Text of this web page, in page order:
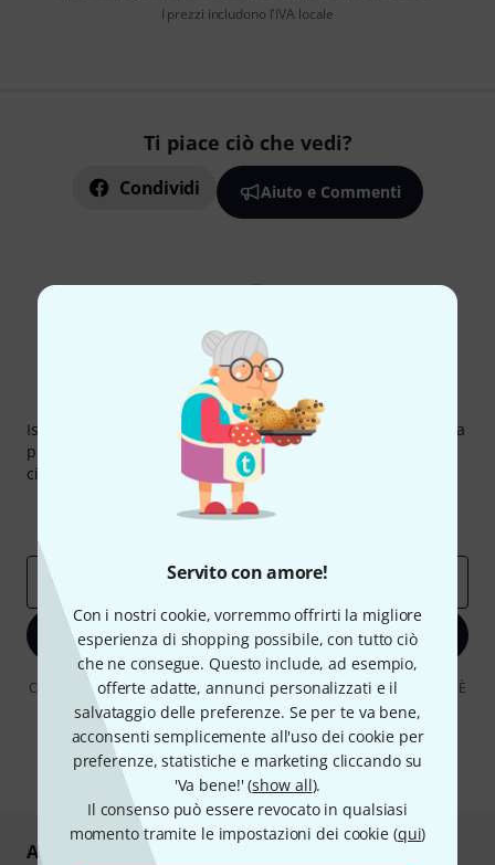
Servito con amore!
Con i nostri cookie, vorremmo offrirti la migliore
esperienza di shopping possibile, con tutto ciò
che ne consegue. Questo include, ad esempio,
offerte adatte, annunci personalizzati e il
salvataggio delle preferenze. Se per te va bene,
acconsenti semplicemente all'uso dei cookie per
preferenze, statistiche e marketing cliccando su
'Va bene!' (show all).
Il consenso può essere revocato in qualsiasi
momento tramite le impostazioni dei cookie (qui)
I prezzi includono l'IVA locale
Ti piace ciò che vedi?
Condividi Aiuto e Commenti
Thomann Newsletter
Iscriviti alla newsletter di Thomann, e con un po' di fortuna
potrai vincere uno dei 50 buoni del valore di 50 euro
ciascuno!
Contributi d'ispirazione
Approfondimenti Thomann
Indirizzo e-mail *
Iscriviti ora
Cliccando su "Iscriviti ora", lei accetta di ricevere pubblicità via e-mail. È
possibile annullare l'iscrizione in qualsiasi momento. Può trovare
ulteriori informazioni sulla newsletter nelle nostre linee guida per la
protezione dei datidata protection guideline.
* Richiesto
Acquisti e pagamenti sicuri